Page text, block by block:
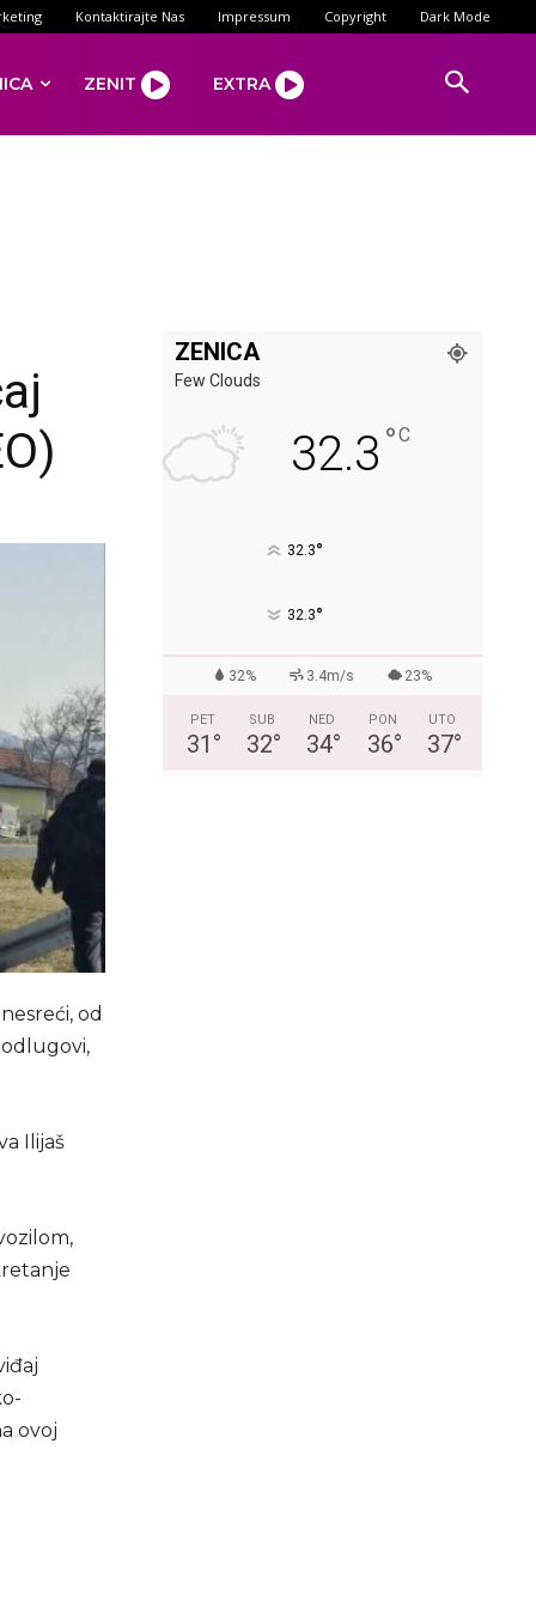
Kontaktirajte Nas Impressum Copyright Dark Mode
ZENIT EXTRA
od
Ilijaš
ovoj
ZENICA
Few Clouds
32.3 °C
32.3°
32.3°
32% 3.4m/s 23%
PET
31 °
SUB
32°
NED
34°
PON
36°
UTO
37°